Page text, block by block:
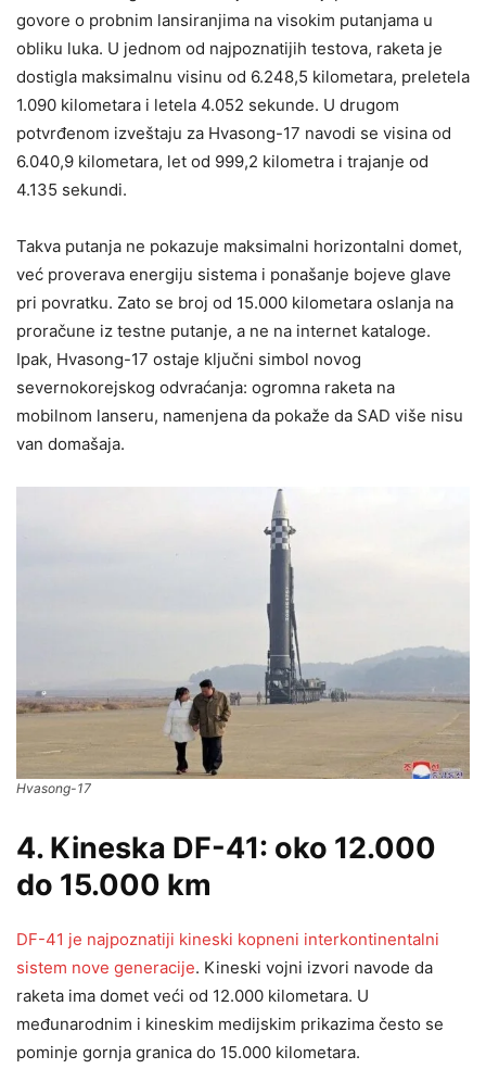
govore o probnim lansiranjima na visokim putanjama u
obliku luka. U jednom od najpoznatijih testova, raketa je
dostigla maksimalnu visinu od 6.248,5 kilometara, preletela
1.090 kilometara i letela 4.052 sekunde. U drugom
potvrđenom izveštaju za Hvasong-17 navodi se visina od
6.040,9 kilometara, let od 999,2 kilometra i trajanje od
4.135 sekundi.
Takva putanja ne pokazuje maksimalni horizontalni domet,
već proverava energiju sistema i ponašanje bojeve glave
pri povratku. Zato se broj od 15.000 kilometara oslanja na
proračune iz testne putanje, a ne na internet kataloge.
Ipak, Hvasong-17 ostaje ključni simbol novog
severnokorejskog odvraćanja: ogromna raketa na
mobilnom lanseru, namenjena da pokaže da SAD više nisu
van domašaja.
Hvasong-17
4. Kineska DF-41: oko 12.000
do 15.000 km
DF-41 je najpoznatiji kineski kopneni interkontinentalni
sistem nove generacije. Kineski vojni izvori navode da
raketa ima domet veći od 12.000 kilometara. U
međunarodnim i kineskim medijskim prikazima često se
pominje gornja granica do 15.000 kilometara.